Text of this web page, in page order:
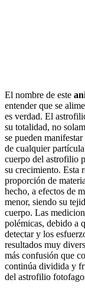
El nombre de este
entender que se
es verdad. El
su totalidad, no
se pueden
de cualquier
cuerpo del astrofilio
su crecimiento. Esta
proporción de
hecho, a efectos de
menor, siendo su
cuerpo. Las
polémicas, debido a
detectar y los
resultados muy
más confusión que
continúa dividida y
del astrofilio